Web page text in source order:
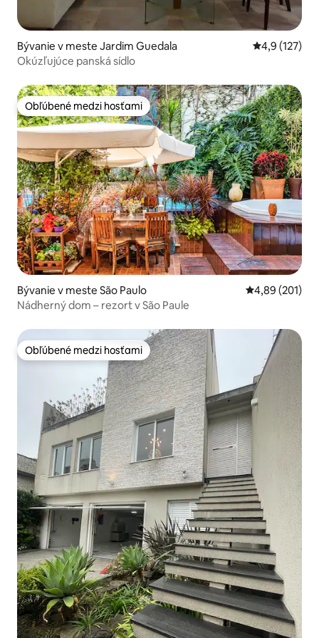
Bývanie v meste Jardim Guedala Priemerné
4,9 (127)
Okúzľujúce panská sídlo
Obľúbené medzi hosťami
Obľúbené medzi hosťami
Bývanie v meste São Paulo Priemerné
4,89 (201)
Nádherný dom – rezort v São Paule
Obľúbené medzi hosťami
Obľúbené medzi hosťami